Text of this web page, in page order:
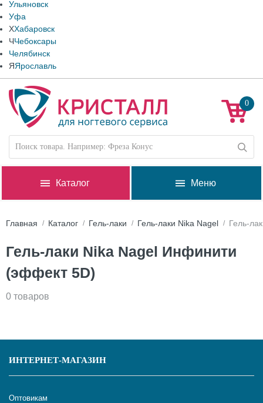
Ульяновск
Уфа
ХХабаровск
ЧЧебоксары
Челябинск
ЯЯрославль
0
Каталог Меню
Главная Каталог Гель-лаки Гель-лаки Nika Nagel Гель-
Гель-лаки Nika Nagel Инфинити
(эффект 5D)
0 товаров
ИНТЕРНЕТ-МАГАЗИН
Оптовикам